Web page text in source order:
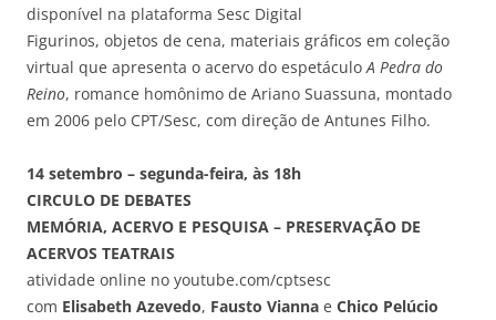
disponível na plataforma Sesc Digital
Figurinos, objetos de cena, materiais gráficos em coleção
virtual que apresenta o acervo do espetáculoA Pedra do
Reino, romance homônimo de Ariano Suassuna, montado
em 2006 pelo CPT/Sesc, com direção de Antunes Filho.
14 setembro – segunda-feira, às 18h
CIRCULO DE DEBATES
MEMÓRIA, ACERVO E PESQUISA – PRESERVAÇÃO DE
ACERVOS TEATRAIS
atividade online no youtube.com/cptsesc
com Elisabeth Azevedo, Fausto Vianna e Chico Pelúcio